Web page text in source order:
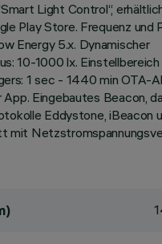
Light Control“,
Play Store. Frequenz und
Energy 5.x. Dynamischer
10-1000 lx.
1 sec - 1440 min OTA-
Eingebautes Beacon,
Eddystone, iBeacon
mit